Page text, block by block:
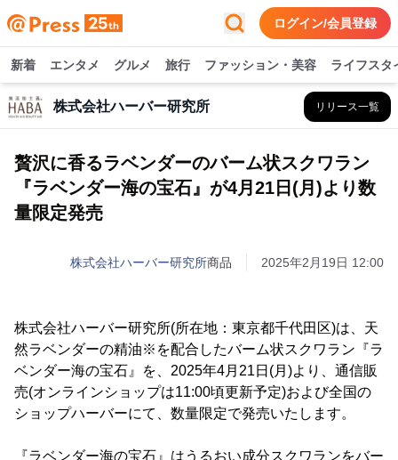
ログイン/会員登録
新着 エンタメ グルメ 旅行 ファッション・美容 ライフスタ
株式会社ハーバー研究所 リリース一覧
贅沢に香るラベンダーのバーム状スクワラン
『ラベンダー海の宝石』が4月21日(月)より数
量限定発売
株式会社ハーバー研究所商品 2025年2月19日 12:00
株式会社ハーバー研究所(所在地：東京都千代田区)は、天
然ラベンダーの精油※を配合したバーム状スクワラン『ラ
ベンダー海の宝石』を、2025年4月21日(月)より、通信販
売(オンラインショップは11:00頃更新予定)および全国の
ショップハーバーにて、数量限定で発売いたします。
『ラベンダー海の宝石』はうるおい成分スクワランをバー